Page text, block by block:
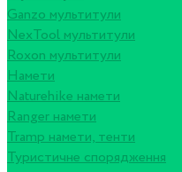
Ganzo мультитули
NexTool мультитули
Roxon мультитули
Намети
Naturehike намети
Ranger намети
Tramp намети, тенти
Туристичне спорядження